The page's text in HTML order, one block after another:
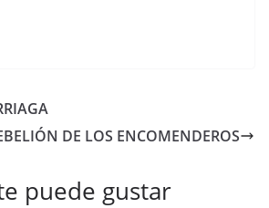
DE LOS ENCOMENDEROS
puede gustar